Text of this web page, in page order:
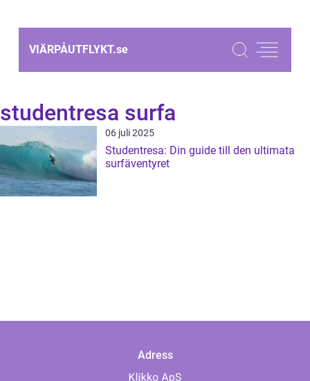
VIÄRPÅUTFLYKT.se
studentresa surfa
06 juli 2025
Studentresa: Din guide till den ultimata
surfäventyret
Adress